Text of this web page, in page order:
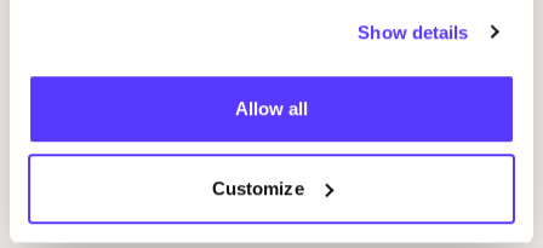
Show details
Allow all
Customize
Patch
Retulp